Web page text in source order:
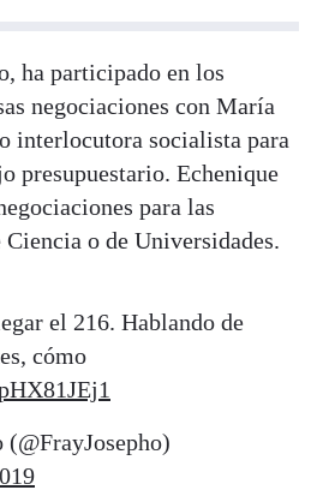
ha participado en los
negociaciones con María
interlocutora socialista para
presupuestario. Echenique
para las
o de Universidades.
el 216. Hablando de
cómo